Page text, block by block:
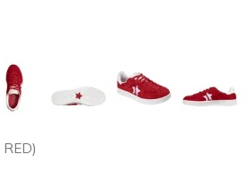
RED)